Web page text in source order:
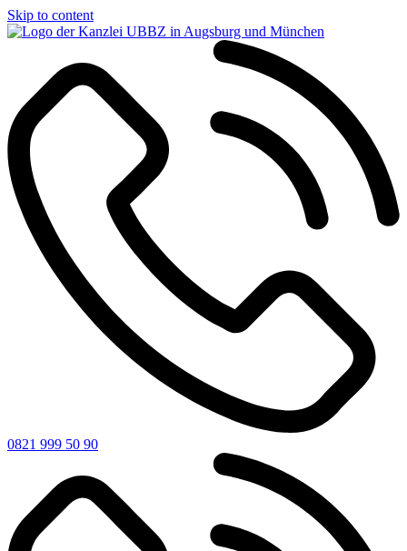
Skip to content
0821 999 50 90